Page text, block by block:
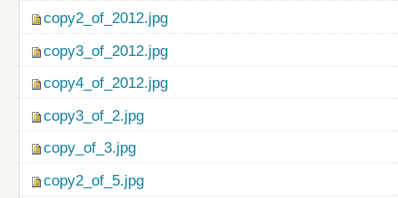
copy2_of_2012.jpg
copy3_of_2012.jpg
copy4_of_2012.jpg
copy3_of_2.jpg
copy_of_3.jpg
copy2_of_5.jpg